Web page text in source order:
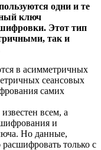
одни и те
ключ
Этот тип
так и
в асимметричных
сеансовых
самих
всем, а
и
Но данные,
только с